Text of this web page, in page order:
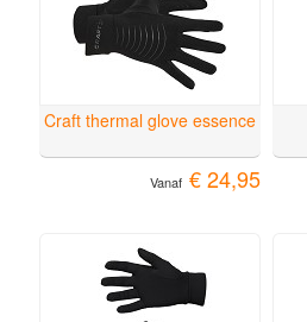
Craft thermal glove essence
Vanaf € 24,95